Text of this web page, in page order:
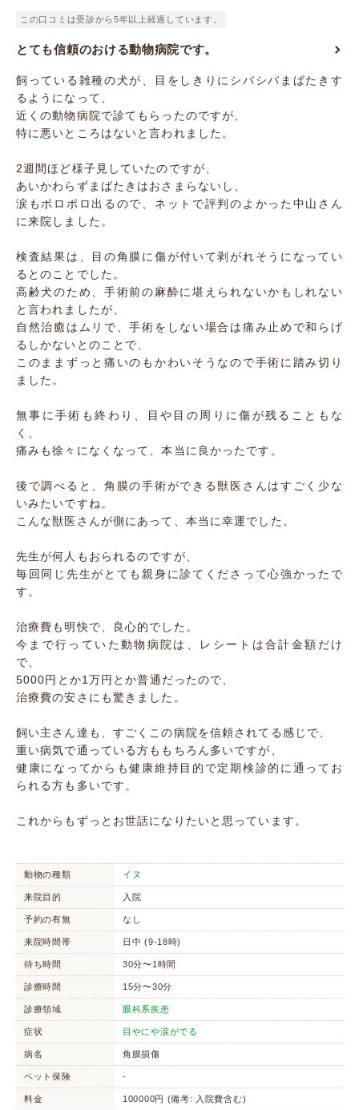
この口コミは受診から5年以上経過しています。
とても信頼のおける動物病院です。
飼っている雑種の犬が、目をしきりにシバシバまばたきす
るようになって、
近くの動物病院で診てもらったのですが、
特に悪いところはないと言われました。
2週間ほど様子見していたのですが、
あいかわらずまばたきはおさまらないし、
涙もポロポロ出るので、ネットで評判のよかった中山さん
に来院しました。
検査結果は、目の角膜に傷が付いて剥がれそうになってい
るとのことでした。
高齢犬のため、手術前の麻酔に堪えられないかもしれない
と言われましたが、
自然治癒はムリで、手術をしない場合は痛み止めで和らげ
るしかないとのことで、
このままずっと痛いのもかわいそうなので手術に踏み切り
ました。
無事に手術も終わり、目や目の周りに傷が残ることもな
く、
痛みも徐々になくなって、本当に良かったです。
後で調べると、角膜の手術ができる獣医さんはすごく少な
いみたいですね。
こんな獣医さんが側にあって、本当に幸運でした。
先生が何人もおられるのですが、
毎回同じ先生がとても親身に診てくださって心強かったで
す。
治療費も明快で、良心的でした。
今まで行っていた動物病院は、レシートは合計金額だけ
で、
5000円とか1万円とか普通だったので、
治療費の安さにも驚きました。
飼い主さん達も、すごくこの病院を信頼されてる感じで、
重い病気で通っている方ももちろん多いですが、
健康になってからも健康維持目的で定期検診的に通ってお
られる方も多いです。
これからもずっとお世話になりたいと思っています。
動物の種類 イヌ
来院目的 入院
予約の有無 なし
来院時間帯 日中 (9-18時)
待ち時間 30分〜1時間
診療時間 15分〜30分
診療領域 眼科系疾患
症状 目やにや涙がでる
病名 角膜損傷
ペット保険 -
料金 100000円 (備考: 入院費含む)